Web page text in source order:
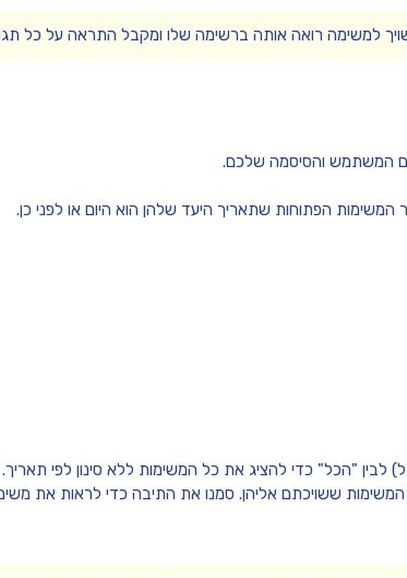
למשימה רואה אותה ברשימה שלו ומקבל התראה על כל
המשתמש והסיסמה שלכם.
המשימות הפתוחות שתאריך היעד שלהן הוא היום או לפני כן.
לבין "הכל" כדי להציג את כל המשימות ללא סינון לפי תאריך.
ששויכתם אליהן. סמנו את התיבה כדי לראות את